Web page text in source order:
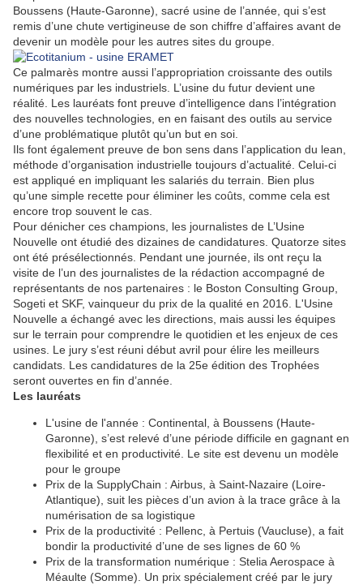
Boussens (Haute-Garonne), sacré usine de l’année, qui s’est
remis d’une chute vertigineuse de son chiffre d’affaires avant de
devenir un modèle pour les autres sites du groupe.
Ce palmarès montre aussi l’appropriation croissante des outils
numériques par les industriels. L’usine du futur devient une
réalité. Les lauréats font preuve d’intelligence dans l’intégration
des nouvelles technologies, en en faisant des outils au service
d’une problématique plutôt qu’un but en soi.
Ils font également preuve de bon sens dans l’application du lean,
méthode d’organisation industrielle toujours d’actualité. Celui-ci
est appliqué en impliquant les salariés du terrain. Bien plus
qu’une simple recette pour éliminer les coûts, comme cela est
encore trop souvent le cas.
Pour dénicher ces champions, les journalistes de L’Usine
Nouvelle ont étudié des dizaines de candidatures. Quatorze sites
ont été présélectionnés. Pendant une journée, ils ont reçu la
visite de l’un des journalistes de la rédaction accompagné de
représentants de nos partenaires : le Boston Consulting Group,
Sogeti et SKF, vainqueur du prix de la qualité en 2016. L'Usine
Nouvelle a échangé avec les directions, mais aussi les équipes
sur le terrain pour comprendre le quotidien et les enjeux de ces
usines. Le jury s’est réuni début avril pour élire les meilleurs
candidats. Les candidatures de la 25e édition des Trophées
seront ouvertes en fin d’année.
Les lauréats
L'usine de l'année : Continental, à Boussens (Haute-
Garonne), s’est relevé d’une période difficile en gagnant en
flexibilité et en productivité. Le site est devenu un modèle
pour le groupe
Prix de la SupplyChain : Airbus, à Saint-Nazaire (Loire-
Atlantique), suit les pièces d’un avion à la trace grâce à la
numérisation de sa logistique
Prix de la productivité : Pellenc, à Pertuis (Vaucluse), a fait
bondir la productivité d’une de ses lignes de 60 %
Prix de la transformation numérique : Stelia Aerospace à
Méaulte (Somme). Un prix spécialement créé par le jury